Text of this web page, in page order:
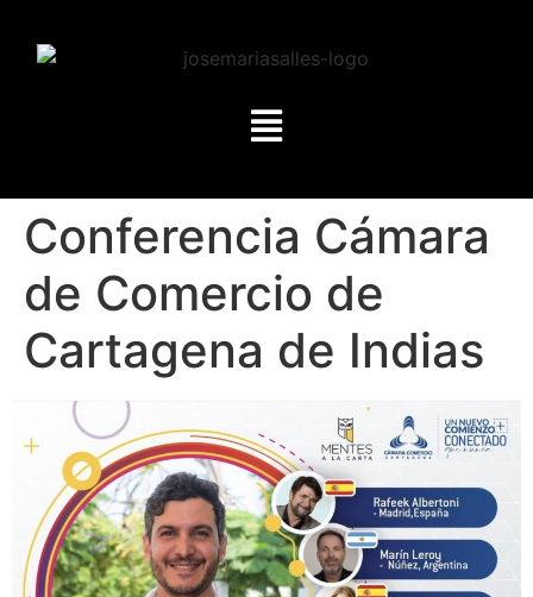
Conferencia Cámara
de Comercio de
Cartagena de Indias